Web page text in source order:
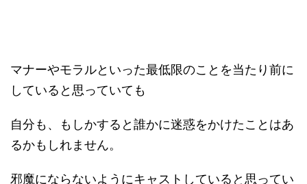
マナーやモラルといった最低限のことを当たり前に
していると思っていても
自分も、もしかすると誰かに迷惑をかけたことはあ
るかもしれません。
邪魔にならないようにキャストしていると思ってい